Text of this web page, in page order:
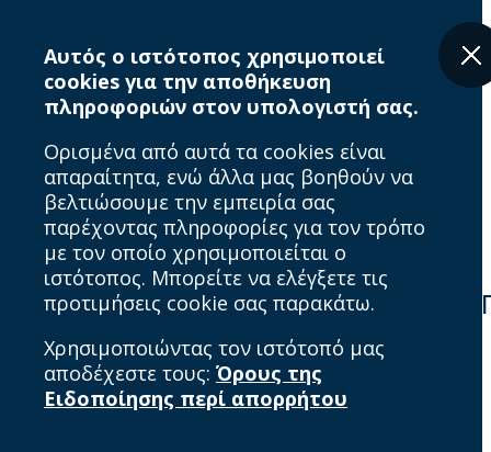
main
content
Home Ποιός είναι ο IAB Hellas
Προφίλ & Ιστορία
Αυτός ο ιστότοπος χρησιμοποιεί
cookies για την αποθήκευση
πληροφοριών στον υπολογιστή σας.
Ορισμένα από αυτά τα cookies είναι
απαραίτητα, ενώ άλλα μας βοηθούν να
βελτιώσουμε την εμπειρία σας
παρέχοντας πληροφορίες για τον τρόπο
με τον οποίο χρησιμοποιείται ο
ιστότοπος. Μπορείτε να ελέγξετε τις
προτιμήσεις cookie σας παρακάτω.
Χρησιμοποιώντας τον ιστότοπό μας
αποδέχεστε τους: Όρους της
Ειδοποίησης περί απορρήτου